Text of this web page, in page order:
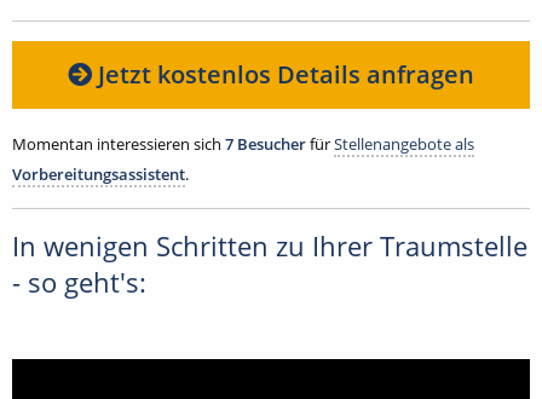
Jetzt kostenlos Details anfragen
Momentan interessieren sich 7 BesucherfürStellenangebote als
Vorbereitungsassistent.
In wenigen Schritten zu Ihrer Traumstelle
- so geht's: